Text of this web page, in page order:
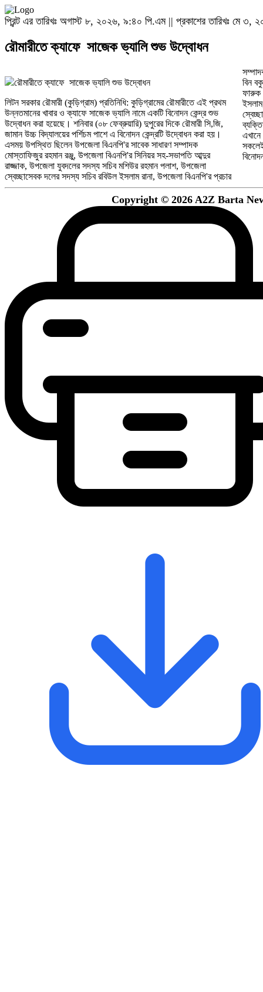
প্রিন্ট এর তারিখঃ অগাস্ট ৮, ২০২৬, ৯:৪০ পি.এম || প্রকাশের তারিখঃ মে
রৌমারীতে ক্যাফে সাজেক ভ্যালি শুভ উদ্বোধন
রৌমারীতে ক্যাফে সাজেক ভ্যালি শুভ উদ্বোধন
লিটন সরকার রৌমারী (কুড়িগ্রাম) প্রতিনিধি: কুড়িগ্রামের রৌমারীতে এই প্রথম
উন্নতমানের খাবার ও ক্যাফে সাজেক ভ্যালি নামে একটি বিনোদন কেন্দ্র শুভ
উদ্বোধন করা হয়েছে। শনিবার (০৮ ফেব্রুয়ারি) দুপুরের দিকে রৌমারী সি,জি,
জামান উচ্চ বিদ্যালয়ের পর্শিচম পাশে এ বিনোদন কেন্দ্রটি উদ্বোধন করা হয়।
এসময় উপস্থিত ছিলেন উপজেলা বিএনপি'র সাবেক সাধারণ সম্পাদক
মোস্তাফিজুর রহমান রঞ্জু, উপজেলা বিএনপি'র সিনিয়র সহ-সভাপতি আব্দুর
রাজ্জাক, উপজেলা যুবদলের সদস্য সচিব মশিউর রহমান পলাশ, উপজেলা
স্বেচ্ছাসেবক দলের সদস্য সচিব রবিউল ইসলাম রানা, উপজেলা বিএনপি'র প্রচার
বিন
ফারুক
ইসলাম, উপজেলা বিএনপি'র সদস্য আলমেছ হোসেন ভোলা, বন্দবেড় ইউনিয়ন
স্বেচ্ছাসেবক দলের সাবেক সাধারণ সম্পাদক শাহ জামানসহ এলাকার গণ্যমান্য
ব্যক্তিবর্গ।ক্যাফে সাজেক ভ্যালির স্বত্বাধিকারী মোঃ সাইদুর রহমান বলেন,
এখানে মানসম্মত খাবার পরিবেশন ও বিনোদনের সুব্যবস্থা রয়েছে। এখানে
সকলেই পরিবার পরিজন নিয়ে আসতে পারবেন। সর্বাত্ব্যক চেষ্টা করবো যাতে এ
Copyright © 2026 A2Z Barta